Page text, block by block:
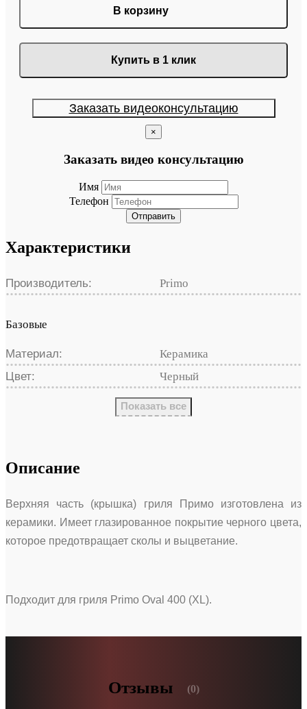
В корзину
Купить в 1 клик
Заказать видеоконсультацию
×
Заказать видео консультацию
Имя
Телефон
Отправить
Характеристики
Производитель: Primo
Базовые
Материал:
Керамика
Цвет:
Черный
Показать все
Описание
Верхняя часть (крышка) гриля Примо изготовлена из
керамики. Имеет глазированное покрытие черного цвета,
которое предотвращает сколы и выцветание.
Подходит для гриля Primo Oval 400 (XL).
Отзывы (0)